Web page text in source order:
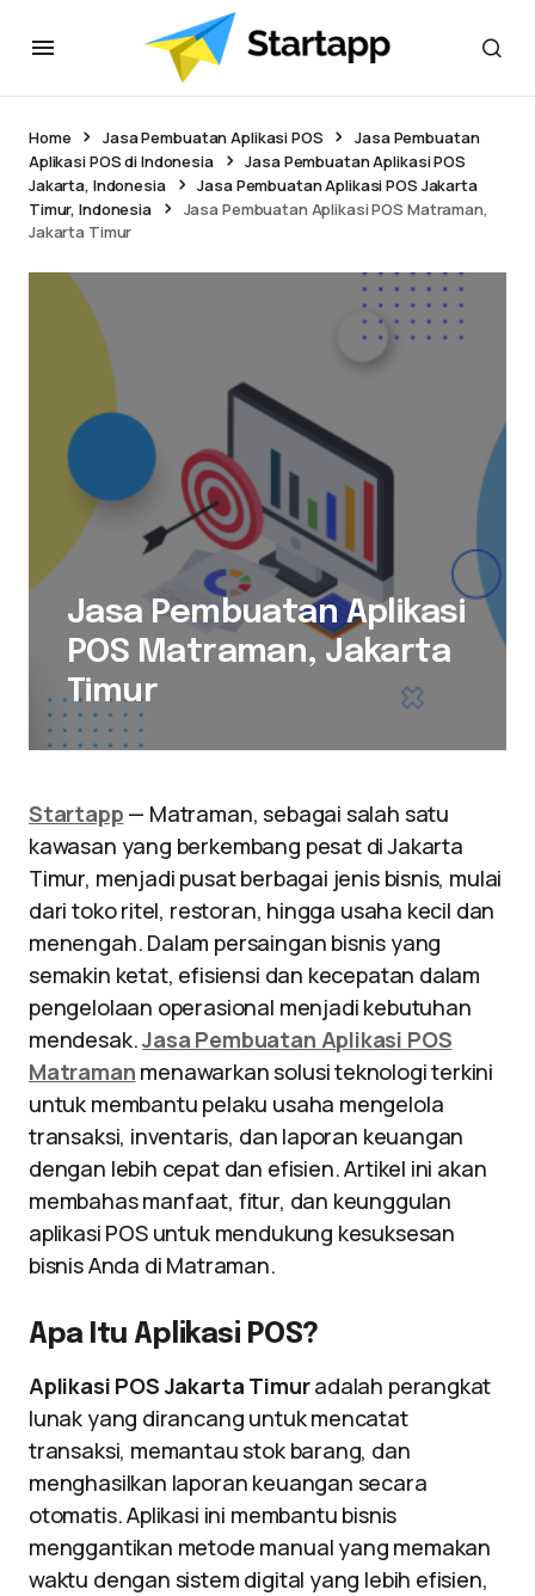
Home Jasa Pembuatan Aplikasi POS
Jasa Pembuatan
Aplikasi POS di Indonesia
Jasa Pembuatan Aplikasi POS
Jakarta, Indonesia
Jasa Pembuatan Aplikasi POS Jakarta
Timur, Indonesia
Jasa Pembuatan Aplikasi POS Matraman,
Jakarta Timur
Jasa Pembuatan Aplikasi
POS Matraman, Jakarta
Timur
Startapp — Matraman, sebagai salah satu
kawasan yang berkembang pesat di Jakarta
Timur, menjadi pusat berbagai jenis bisnis, mulai
dari toko ritel, restoran, hingga usaha kecil dan
menengah. Dalam persaingan bisnis yang
semakin ketat, efisiensi dan kecepatan dalam
pengelolaan operasional menjadi kebutuhan
mendesak.Jasa Pembuatan Aplikasi POS
Matraman menawarkan solusi teknologi terkini
untuk membantu pelaku usaha mengelola
transaksi, inventaris, dan laporan keuangan
dengan lebih cepat dan efisien. Artikel ini akan
membahas manfaat, fitur, dan keunggulan
aplikasi POS untuk mendukung kesuksesan
bisnis Anda di Matraman.
Apa Itu Aplikasi POS?
Aplikasi POS Jakarta Timuradalah perangkat
lunak yang dirancang untuk mencatat
transaksi, memantau stok barang, dan
menghasilkan laporan keuangan secara
otomatis. Aplikasi ini membantu bisnis
menggantikan metode manual yang memakan
waktu dengan sistem digital yang lebih efisien,